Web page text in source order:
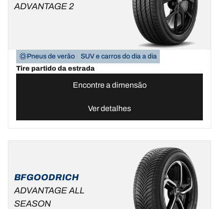
ADVANTAGE 2
Pneus de verão
SUV e carros do dia a dia
Tire partido da estrada
Encontre a dimensão
Ver detalhes
BFGOODRICH
ADVANTAGE ALL
SEASON